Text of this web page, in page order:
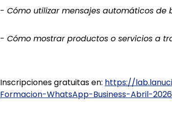
- Cómo utilizar mensajes automáticos de
- Cómo mostrar productos o servicios a
Inscripciones gratuitas en: https://
Formacion-WhatsApp-Business-Abril-